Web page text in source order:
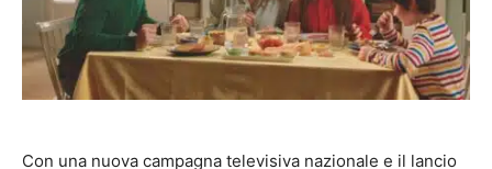
Con una nuova campagna televisiva nazionale e il lancio